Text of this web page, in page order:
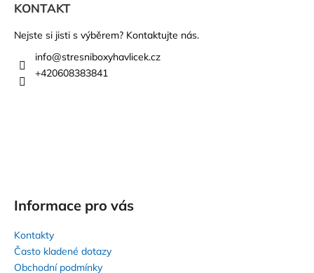
KONTAKT
Nejste si jisti s výběrem? Kontaktujte nás.
info@stresniboxyhavlicek.cz
+420608383841
Informace pro vás
Kontakty
Často kladené dotazy
Obchodní podmínky